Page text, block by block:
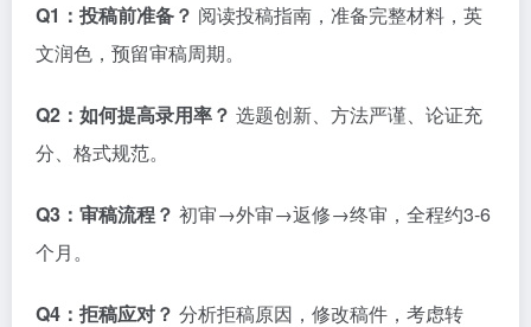
Q1：投稿前准备？ 阅读投稿指南，准备完整材料，英
文润色，预留审稿周期。
Q2：如何提高录用率？ 选题创新、方法严谨、论证充
分、格式规范。
Q3：审稿流程？ 初审→外审→返修→终审，全程约3-6
个月。
Q4：拒稿应对？ 分析拒稿原因，修改稿件，考虑转